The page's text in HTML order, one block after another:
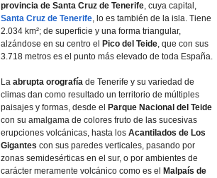
provincia de Santa Cruz de Tenerife, cuya capital,
Santa Cruz de Tenerife, lo es también de la isla. Tiene
2.034 km²; de superficie y una forma triangular,
alzándose en su centro el
Pico del Teide, que con sus
3.718 metros es el punto más elevado de toda España.
La abrupta orografía de Tenerife y su variedad de
climas dan como resultado un territorio de múltiples
paisajes y formas, desde el
Parque Nacional del Teide
con su amalgama de colores fruto de las sucesivas
erupciones volcánicas, hasta los Acantilados de Los
Gigantes con sus paredes verticales, pasando por
zonas semidesérticas en el sur, o por ambientes de
carácter meramente volcánico como es el
Malpaís de